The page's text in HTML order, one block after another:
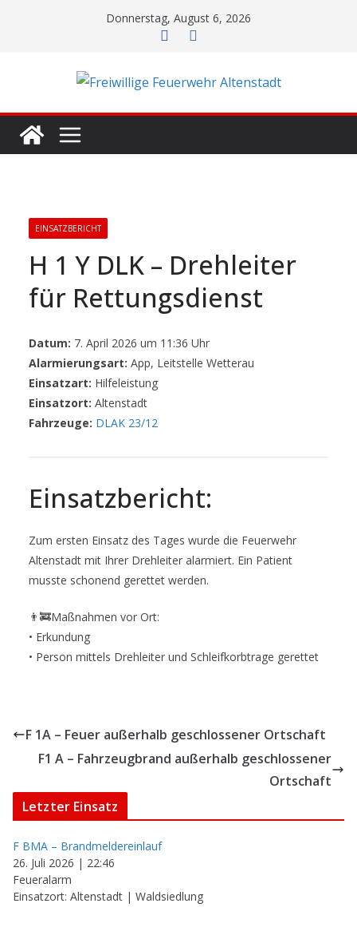
Donnerstag, August 6, 2026
EINSATZBERICHT
H 1 Y DLK – Drehleiter
für Rettungsdienst
Datum: 7. April 2026 um 11:36 Uhr
Alarmierungsart: App, Leitstelle Wetterau
Einsatzart: Hilfeleistung
Einsatzort: Altenstadt
Fahrzeuge: DLAK 23/12
Einsatzbericht:
Zum ersten Einsatz des Tages wurde die Feuerwehr
Altenstadt mit Ihrer Drehleiter alarmiert. Ein Patient
musste schonend gerettet werden.
👨‍🚒Maßnahmen vor Ort:
•⁠ ⁠Erkundung
•⁠ ⁠Person mittels Drehleiter und Schleifkorbtrage gerettet
F 1A – Feuer außerhalb geschlossener Ortschaft
F1 A – Fahrzeugbrand außerhalb geschlossener
Ortschaft
Letzter Einsatz
F BMA – Brandmeldereinlauf
26. Juli 2026 | 22:46
Feueralarm
Einsatzort: Altenstadt | Waldsiedlung